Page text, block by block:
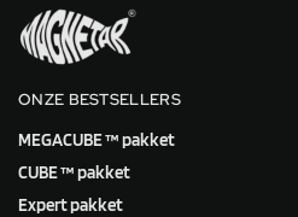
ONZE BESTSELLERS
MEGACUBE ™ pakket
CUBE ™ pakket
Expert pakket